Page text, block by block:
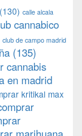
(130) calle alcala
cannabico
club de campo madrid
(135)
cannabis
en madrid
kritikal max